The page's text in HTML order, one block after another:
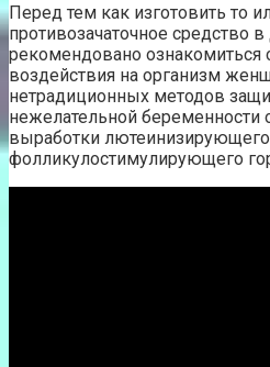
Перед тем как изготовить то
противозачаточное средство
рекомендовано ознакомиться
воздействия на организм
нетрадиционных методов
нежелательной беременности
выработки
фолликулостимулирующего